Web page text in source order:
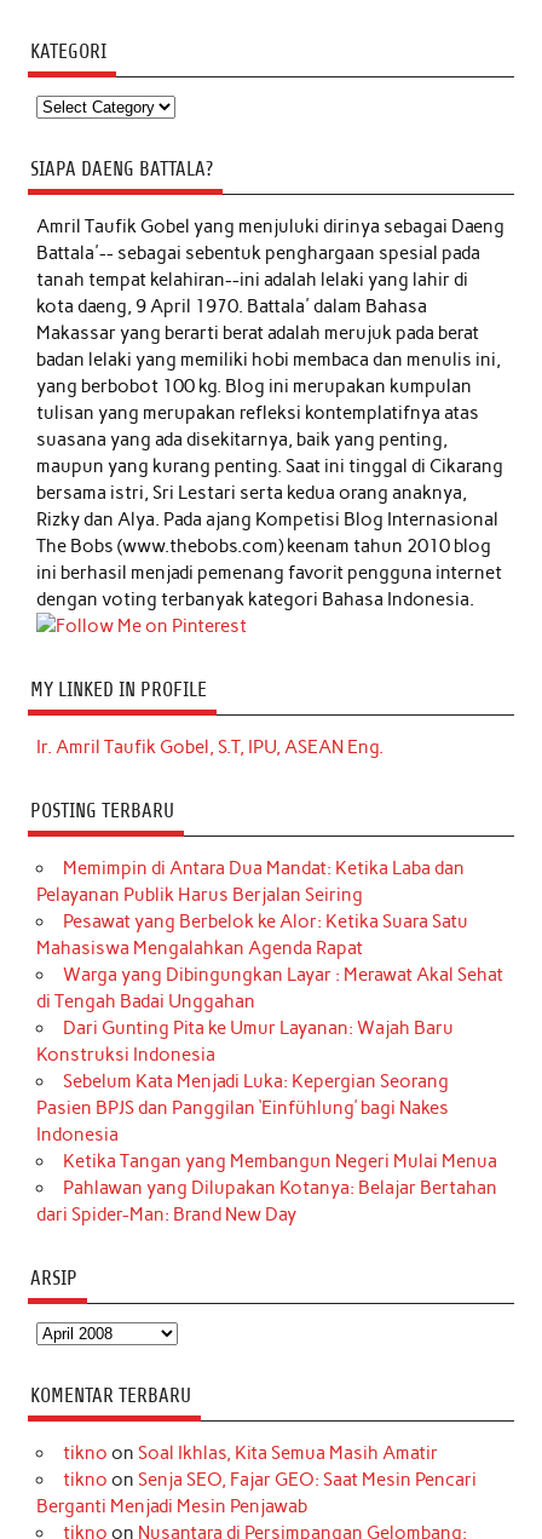
KATEGORI
Kategori
SIAPA DAENG BATTALA?
Amril Taufik Gobelyang menjuluki dirinya sebagai Daeng
Battala'-- sebagai sebentuk penghargaan spesial pada
tanah tempat kelahiran--ini adalah lelaki yang lahir di
kota daeng, 9 April 1970. Battala' dalam Bahasa
Makassar yang berarti berat adalah merujuk pada berat
badan lelaki yang memiliki hobi membaca dan menulis ini,
yang berbobot 100 kg. Blog ini merupakan kumpulan
tulisan yang merupakan refleksi kontemplatifnya atas
suasana yang ada disekitarnya, baik yang penting,
maupun yang kurang penting. Saat ini tinggal di Cikarang
bersama istri, Sri Lestari serta kedua orang anaknya,
Rizky dan Alya. Pada ajang Kompetisi Blog Internasional
The Bobs (www.thebobs.com) keenam tahun 2010 blog
ini berhasil menjadi pemenang favorit pengguna internet
dengan voting terbanyak kategori Bahasa Indonesia.
MY LINKED IN PROFILE
Ir. Amril Taufik Gobel, S.T, IPU, ASEAN Eng.
POSTING TERBARU
Memimpin di Antara Dua Mandat: Ketika Laba dan
Pelayanan Publik Harus Berjalan Seiring
Pesawat yang Berbelok ke Alor: Ketika Suara Satu
Mahasiswa Mengalahkan Agenda Rapat
Warga yang Dibingungkan Layar : Merawat Akal Sehat
di Tengah Badai Unggahan
Dari Gunting Pita ke Umur Layanan: Wajah Baru
Konstruksi Indonesia
Sebelum Kata Menjadi Luka: Kepergian Seorang
Pasien BPJS dan Panggilan ‘Einfühlung’ bagi Nakes
Indonesia
Ketika Tangan yang Membangun Negeri Mulai Menua
Pahlawan yang Dilupakan Kotanya: Belajar Bertahan
dari Spider-Man: Brand New Day
ARSIP
Arsip
KOMENTAR TERBARU
tikno on Soal Ikhlas, Kita Semua Masih Amatir
tikno on Senja SEO, Fajar GEO: Saat Mesin Pencari
Berganti Menjadi Mesin Penjawab
tikno on Nusantara di Persimpangan Gelombang: